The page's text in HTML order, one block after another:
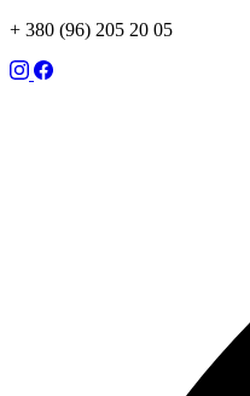
+ 380 (96) 205 20 05